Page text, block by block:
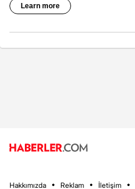
Hakkımızda Reklam İletişim